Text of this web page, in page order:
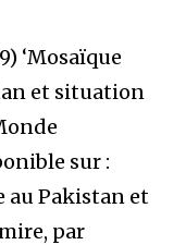
‘Mosaïque
et situation
sur :
au Pakistan et
par